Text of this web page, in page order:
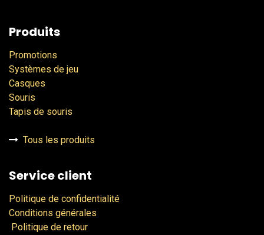
Produits
Promotions
Systèmes de jeu
Casques
Souris
Tapis de souris
Tous les produits
Service client
Politique de confidentialité
Conditions générales
Politique de retour